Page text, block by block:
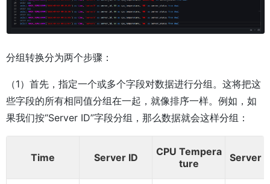
分组转换分为两个步骤：
（1）首先，指定一个或多个字段对数据进行分组。这将把这
些字段的所有相同值分组在一起，就像排序一样。例如，如
果我们按“Server ID”字段分组，那么数据就会这样分组：
Time Server ID
CPU Tempera
ture
Server